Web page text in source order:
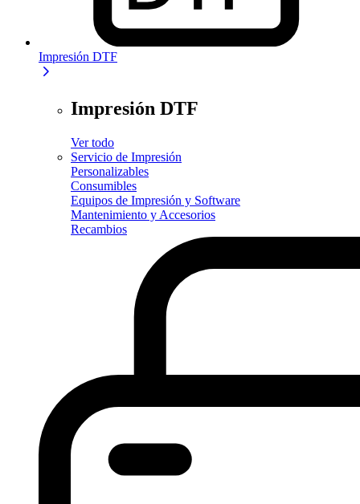
Impresión DTF
Impresión DTF
Ver todo
Servicio de Impresión
Personalizables
Consumibles
Equipos de Impresión y Software
Mantenimiento y Accesorios
Recambios